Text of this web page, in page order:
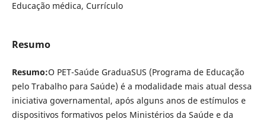
Educação médica, Currículo
Resumo
Resumo:O PET-Saúde GraduaSUS (Programa de Educação
pelo Trabalho para Saúde) é a modalidade mais atual dessa
iniciativa governamental, após alguns anos de estímulos e
dispositivos formativos pelos Ministérios da Saúde e da